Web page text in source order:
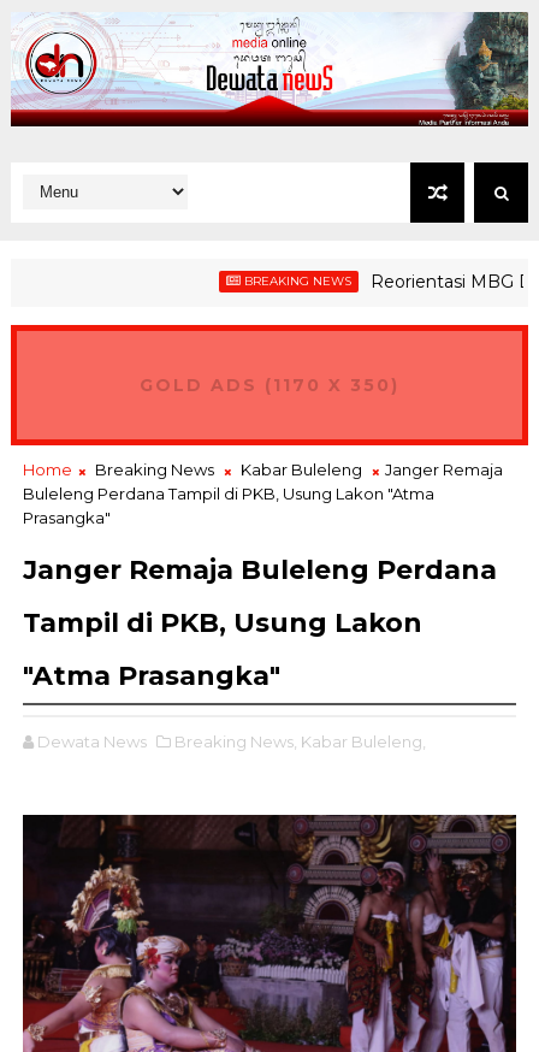
BREAKING NEWS Reorientasi MBG Demi
Beladiri SAVIC Volume 1
GOLD ADS (1170 X 350)
Home Breaking News Kabar Buleleng
Janger Remaja
Buleleng Perdana Tampil di PKB, Usung Lakon "Atma
Prasangka"
Janger Remaja Buleleng Perdana
Tampil di PKB, Usung Lakon
"Atma Prasangka"
Dewata News Breaking News, Kabar Buleleng,